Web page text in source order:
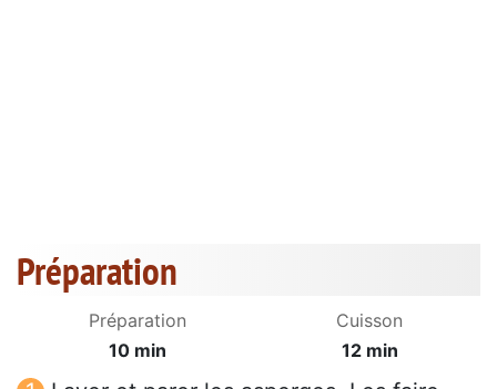
Préparation
Préparation
10 min
Cuisson
12 min